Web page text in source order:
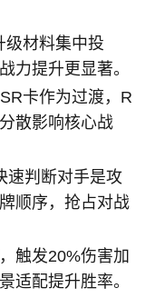
级材料集中投
力提升更显著。
卡作为过渡，R
散影响核心战
速判断对手是攻
顺序，抢占对战
触发20%伤害加
适配提升胜率。